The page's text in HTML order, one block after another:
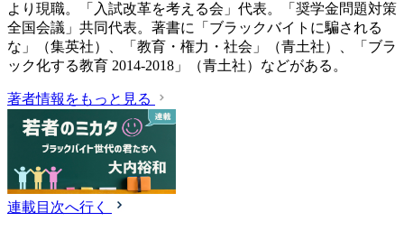
より現職。「入試改革を考える会」代表。「奨学金問題対策
全国会議」共同代表。著書に「ブラックバイトに騙される
な」（集英社）、「教育・権力・社会」（青土社）、「ブラ
ック化する教育 2014-2018」（青土社）などがある。
著者情報をもっと見る
連載目次へ行く